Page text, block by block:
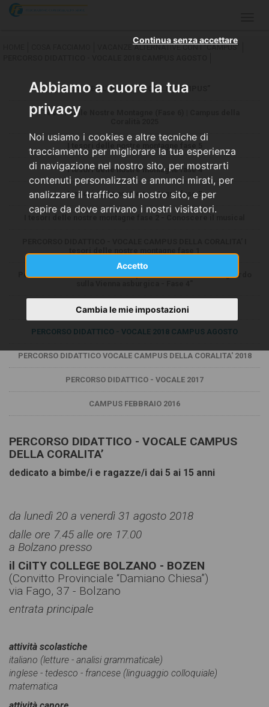
Abbiamo a cuore la tua
privacy
Noi usiamo i cookies e altre tecniche di
tracciamento per migliorare la tua esperienza
di navigazione nel nostro sito, per mostrarti
contenuti personalizzati e annunci mirati, per
analizzare il traffico sul nostro sito, e per
capire da dove arrivano i nostri visitatori.
Accetto
Continua senza accettare
Cambia le mie impostazioni
VACANZE ALTERNATIVE CON I “CAMPUS”
VACANZE ALTERNATIVE CON I “CAMPUS”
✨ I Tesori delle Nostre Montagne (Fase 6) | Campus della
I tesori delle nostre montagne fase 5
I tesori delle nostre montagne fase 4
I tesori delle nostre montagne fase 3
I tesori delle nostre montagne fase 2 - Conoscere il musical
Percorso didattico-vocale Campus della coralità "Uno sguardo
PERCORSO DIDATTICO - VOCALE 2019 CAMPUS MARZO
PERCORSO DIDATTICO - VOCALE 2018 CAMPUS AGOSTO
PERCORSO DIDATTICO VOCALE CAMPUS DELLA CORALITA' 2018
PERCORSO DIDATTICO - VOCALE 2017
CAMPUS FEBBRAIO 2016
PERCORSO DIDATTICO - VOCALE CAMPUS
DELLA CORALITA’
dedicato a bimbe/i e ragazze/i dai 5 ai 15 anni
da lunedì 20 a venerdì 31 agosto 2018
dalle ore 7.45 alle ore 17.00
a Bolzano presso
il CiITY COLLEGE BOLZANO - BOZEN
(Convitto Provinciale “Damiano Chiesa”)
via Fago, 37 - Bolzano
entrata principale
attività scolastiche
italiano (letture - analisi grammaticale)
inglese - tedesco - francese (linguaggio colloquiale)
matematica